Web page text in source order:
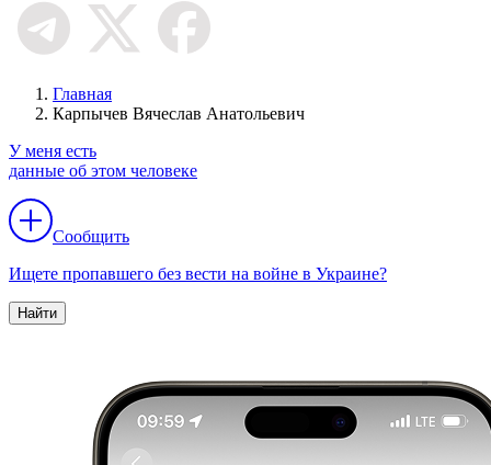
Главная
Карпычев Вячеслав Анатольевич
У меня есть
данные об этом человеке
Сообщить
Ищете пропавшего без вести на войне в Украине?
Найти